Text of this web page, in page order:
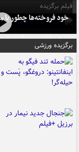
فیلم برگزیده
خود فروخته‌ها چطور با
برگزیده ورزشی